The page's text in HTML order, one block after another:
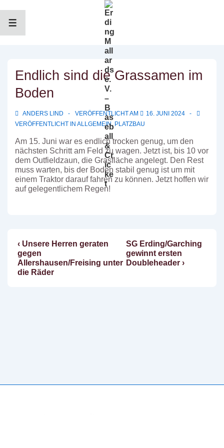
InhaltMENÜ
Endlich sind die Grassamen im
Boden
ANDERS LIND VERÖFFENTLICHT AM
16. JUNI 2024
VERÖFFENTLICHT IN ALLGEMEIN, PLATZBAU
Am 15. Juni war es endlich trocken genug, um den
nächsten Schritt am Feld zu wagen. Jetzt ist, bis 10 vor
dem Outfieldzaun, die Grasfläche angelegt. Den Rest
muss warten, bis der Boden stabil genug ist um mit
einem Traktor darauf fahren zu können. Jetzt hoffen wir
auf gelegentlichem Regen!
Beitragsnavigation
Vorheriger
Beitrag
ist
‹ Unsere Herren geraten
gegen
Allershausen/Freising unter
die Räder
Nächster
Beitrag
ist
SG Erding/Garching
gewinnt ersten
Doubleheader ›